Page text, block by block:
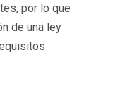
por lo que
de una ley